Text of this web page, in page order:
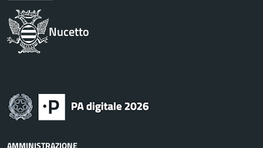
Nucetto
AMMINISTRAZIONE